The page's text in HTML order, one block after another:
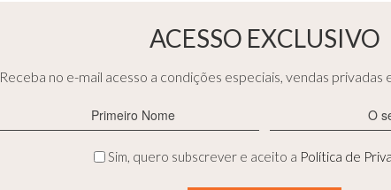
ACESSO EXCLUSIVO
Receba no e-mail acesso a condições especiais, vendas privadas
Primeiro
Nome
(Obrigatório) Privacidade
Sim, quero subscrever e aceito a Política de